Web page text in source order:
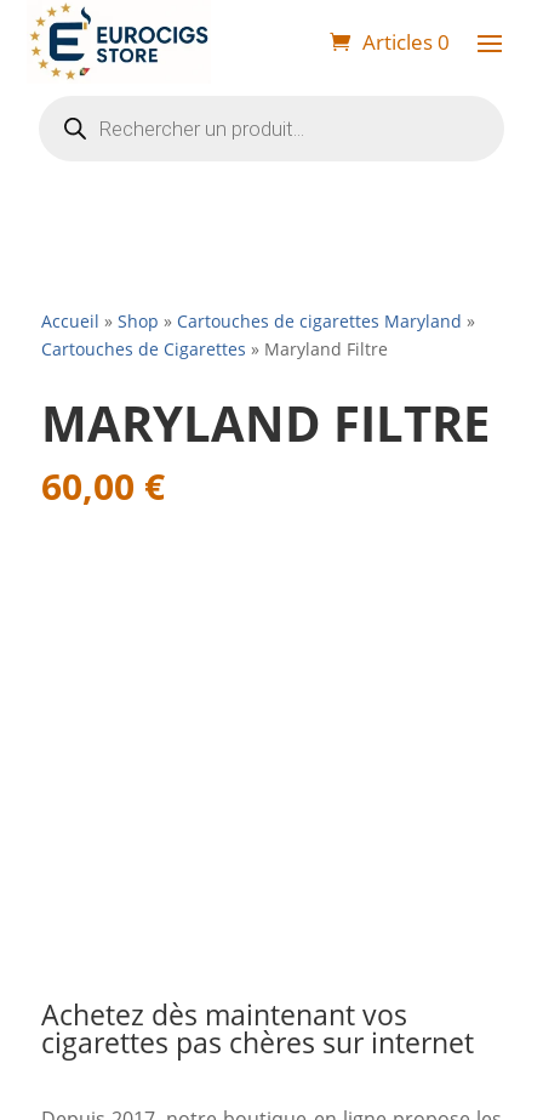
Articles 0
produits
Accueil » Shop » Cartouches de cigarettes Maryland »
Cartouches de Cigarettes » Maryland Filtre
MARYLAND FILTRE
60,00 €
Achetez dès maintenant vos
cigarettes pas chères sur internet